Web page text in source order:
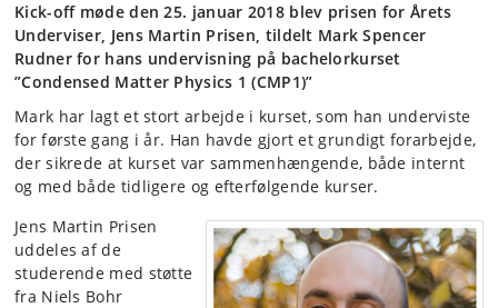
Kick-off møde den 25. januar 2018 blev prisen for Årets
Underviser, Jens Martin Prisen, tildelt Mark Spencer
Rudner for hans undervisning på bachelorkurset
”Condensed Matter Physics 1 (CMP1)”
Mark har lagt et stort arbejde i kurset, som han underviste
for første gang i år. Han havde gjort et grundigt forarbejde,
der sikrede at kurset var sammenhængende, både internt
og med både tidligere og efterfølgende kurser.
Jens Martin Prisen
uddeles af de
studerende med støtte
fra Niels Bohr